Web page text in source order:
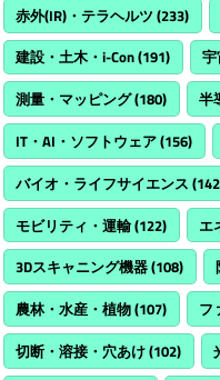
赤外(IR)・テラヘルツ (233)
建設・土木・i-Con(191)
測量・マッピング(180) 半
IT・AI・ソフトウェア(156)
バイオ・ライフサイエンス
モビリティ・運輸(122) エ
3Dスキャニング機器(108)
農林・水産・植物(107) フ
切断・溶接・穴あけ(102)